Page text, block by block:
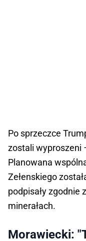
Po sprzeczce
zostali wyproszeni
Planowana
Zełenskiego
podpisały zgodnie
minerałach.
Morawiecki: